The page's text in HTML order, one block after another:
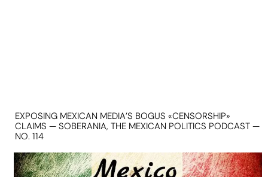
EXPOSING MEXICAN MEDIA’S BOGUS «CENSORSHIP»
CLAIMS — SOBERANIA, THE MEXICAN POLITICS PODCAST —
NO. 114